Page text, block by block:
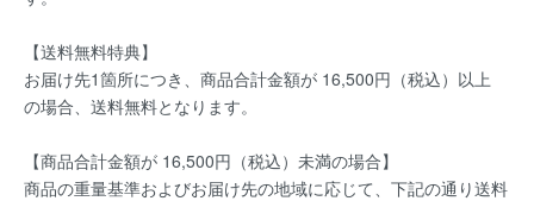
【送料無料特典】
お届け先1箇所につき、商品合計金額が 16,500円（税込）以上
の場合、送料無料となります。
【商品合計金額が 16,500円（税込）未満の場合】
商品の重量基準およびお届け先の地域に応じて、下記の通り送料